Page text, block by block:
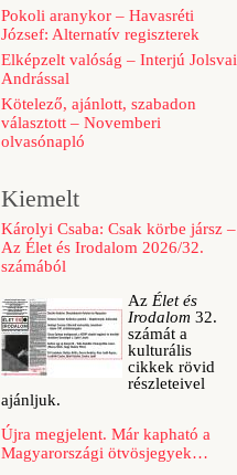
Pokoli aranykor – Havasréti
József: Alternatív regiszterek
Elképzelt valóság – Interjú Jolsvai
Andrással
Kötelező, ajánlott, szabadon
választott – Novemberi
olvasónapló
Kiemelt
Károlyi Csaba: Csak körbe jársz –
Az Élet és Irodalom 2026/32.
számából
Az Élet és
Irodalom 32.
számát a
kulturális
cikkek rövid
részleteivel
ajánljuk.
Újra megjelent. Már kapható a
Magyarországi ötvösjegyek…